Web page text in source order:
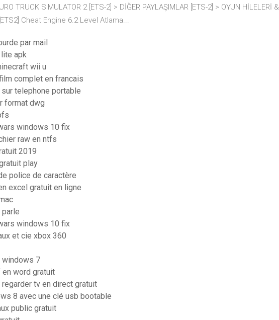
TRUCK SIMULATOR 2 [ETS-2] > DİĞER PAYLAŞIMLAR [ETS-2] > OYUN HİLELERİ &
Cheat Engine 6.2 Level Atlama...
par mail
apk
wii u
complet en francais
telephone portable
format dwg
windows 10 fix
raw en ntfs
2019
play
police de caractère
excel gratuit en ligne
parle
windows 10 fix
et cie xbox 360
windows 7
word gratuit
tv en direct gratuit
8 avec une clé usb bootable
public gratuit